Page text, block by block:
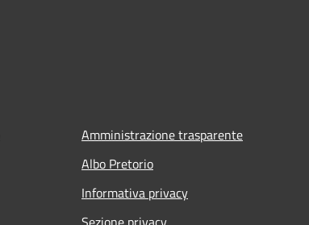
Amministrazione trasparente
Albo Pretorio
Informativa privacy